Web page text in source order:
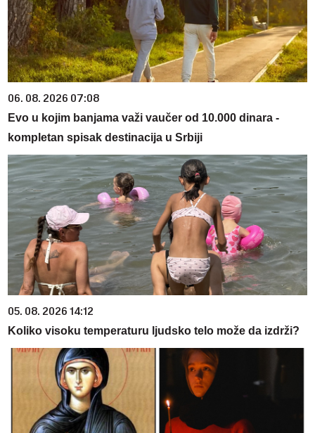
06. 08. 2026 07:08
Evo u kojim banjama važi vaučer od 10.000 dinara -
kompletan spisak destinacija u Srbiji
05. 08. 2026 14:12
Koliko visoku temperaturu ljudsko telo može da izdrži?